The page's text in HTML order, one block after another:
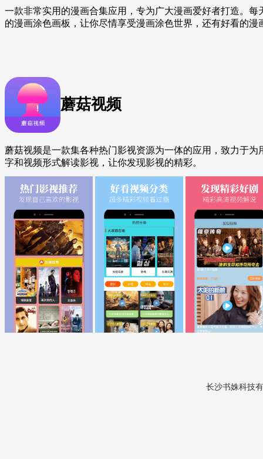
一款非常实用的漫画合集应用，专为广大漫画爱好者打造。
的漫画涂色画板，让你尽情享受漫画涂色世界，还有好看的漫
蘑菇视频
蘑菇视频是一款集各种热门影视资源为一体的应用，致力于
字和视频形式解读影视，让你发现影视的精彩。
长沙书姝科技